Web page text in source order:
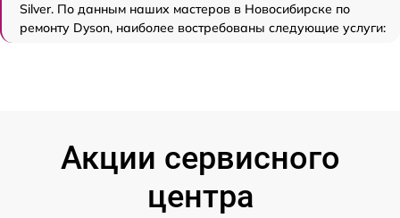
Silver. По данным наших мастеров в Новосибирске по
ремонту Dyson, наиболее востребованы следующие услуги:
Акции сервисного
центра